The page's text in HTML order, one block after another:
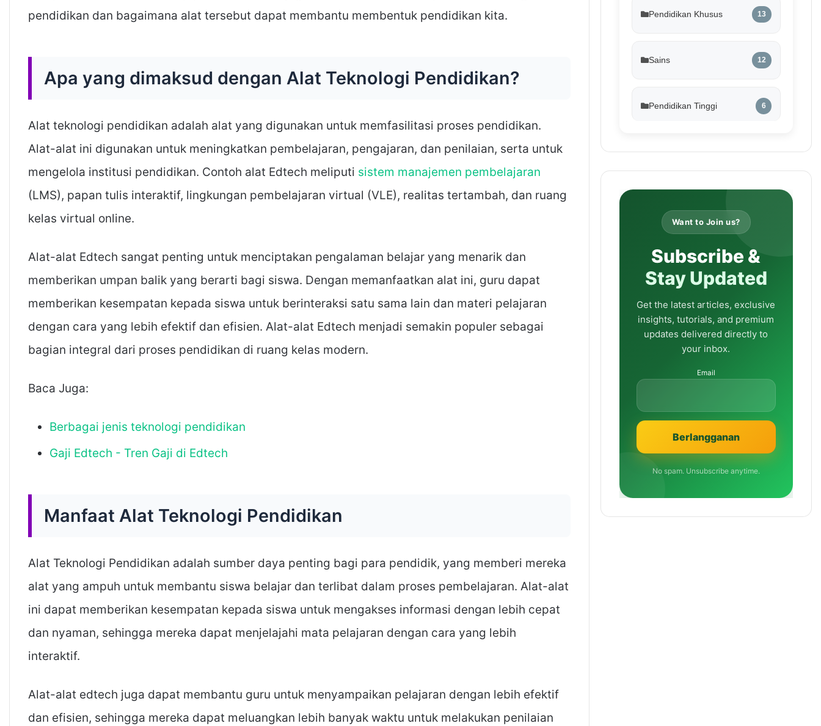
pendidikan dan bagaimana alat tersebut dapat membantu membentuk pendidikan kita.
Apa yang dimaksud dengan Alat Teknologi Pendidikan?
Alat teknologi pendidikan adalah alat yang digunakan untuk memfasilitasi proses pendidikan.
Alat-alat ini digunakan untuk meningkatkan pembelajaran, pengajaran, dan penilaian, serta untuk
mengelola institusi pendidikan. Contoh alat Edtech meliputi sistem manajemen pembelajaran
(LMS), papan tulis interaktif, lingkungan pembelajaran virtual (VLE), realitas tertambah, dan ruang
kelas virtual online.
Alat-alat Edtech sangat penting untuk menciptakan pengalaman belajar yang menarik dan
memberikan umpan balik yang berarti bagi siswa. Dengan memanfaatkan alat ini, guru dapat
memberikan kesempatan kepada siswa untuk berinteraksi satu sama lain dan materi pelajaran
dengan cara yang lebih efektif dan efisien. Alat-alat Edtech menjadi semakin populer sebagai
bagian integral dari proses pendidikan di ruang kelas modern.
Baca Juga:
Berbagai jenis teknologi pendidikan
Gaji Edtech - Tren Gaji di Edtech
Manfaat Alat Teknologi Pendidikan
Alat Teknologi Pendidikan adalah sumber daya penting bagi para pendidik, yang memberi mereka
alat yang ampuh untuk membantu siswa belajar dan terlibat dalam proses pembelajaran. Alat-alat
ini dapat memberikan kesempatan kepada siswa untuk mengakses informasi dengan lebih cepat
dan nyaman, sehingga mereka dapat menjelajahi mata pelajaran dengan cara yang lebih
interaktif.
Alat-alat edtech juga dapat membantu guru untuk menyampaikan pelajaran dengan lebih efektif
dan efisien, sehingga mereka dapat meluangkan lebih banyak waktu untuk melakukan penilaian
Pendidikan Khusus 13
Sains 12
Pendidikan Tinggi 6
Want to Join us?
Subscribe &
Stay Updated
Get the latest articles, exclusive
insights, tutorials, and premium
updates delivered directly to
your inbox.
Email
No spam. Unsubscribe anytime.